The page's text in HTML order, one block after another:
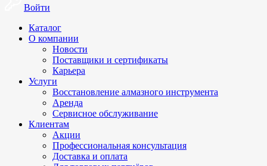
Войти
Каталог
О компании
Новости
Поставщики и сертификаты
Карьера
Услуги
Восстановление алмазного инструмента
Аренда
Сервисное обслуживание
Клиентам
Акции
Профессиональная консультация
Доставка и оплата